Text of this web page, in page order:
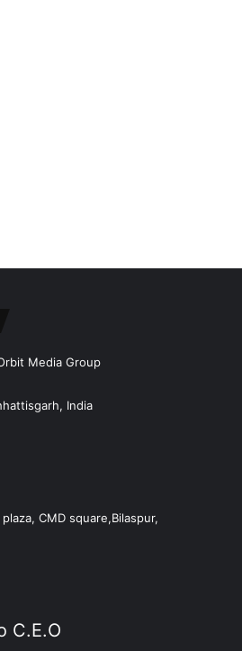
Media Group
India
CMD square,Bilaspur,
C.E.O